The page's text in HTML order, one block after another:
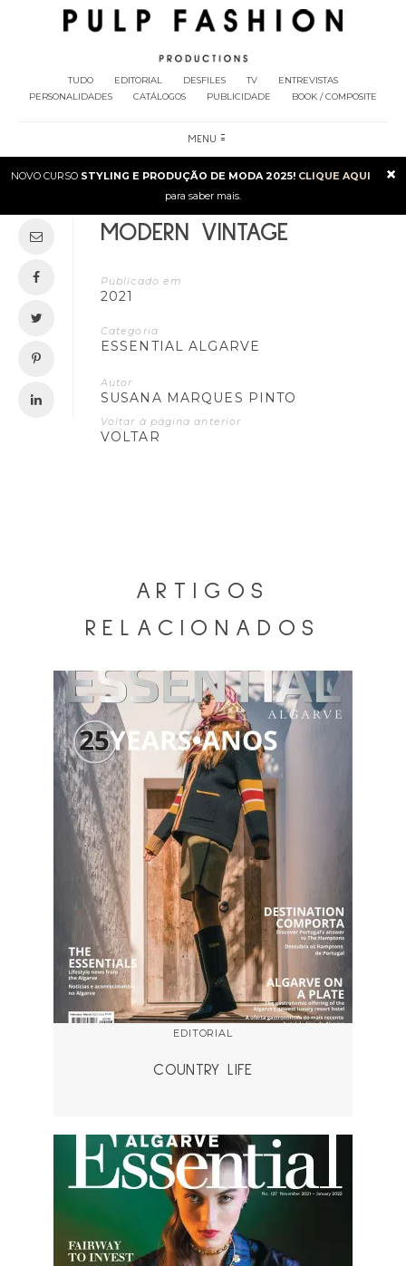
TUDO EDITORIAL DESFILES TV
ENTREVISTAS
PERSONALIDADES
CATÁLOGOS PUBLICIDADE BOOK / COMPOSITE
MENU
×
NOVO CURSO STYLING E PRODUÇÃO DE MODA 2025! CLIQUE AQUI
para saber mais.
MODERN VINTAGE
Publicado em
2021
Categoria
ESSENTIAL ALGARVE
Autor
SUSANA MARQUES PINTO
Voltar à página anterior
VOLTAR
ARTIGOS
RELACIONADOS
EDITORIAL
COUNTRY LIFE